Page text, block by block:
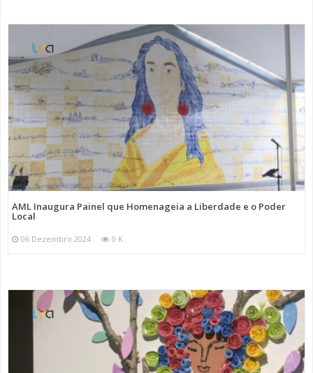
AML Inaugura Painel que Homenageia a Liberdade e o Poder
Local
06 Dezembro 2024 0 K